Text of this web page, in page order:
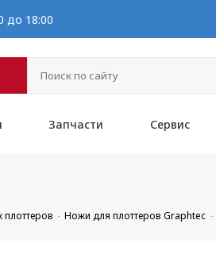
до 18:00
Запчасти Сервис
Ножи для плоттеров Graphtec